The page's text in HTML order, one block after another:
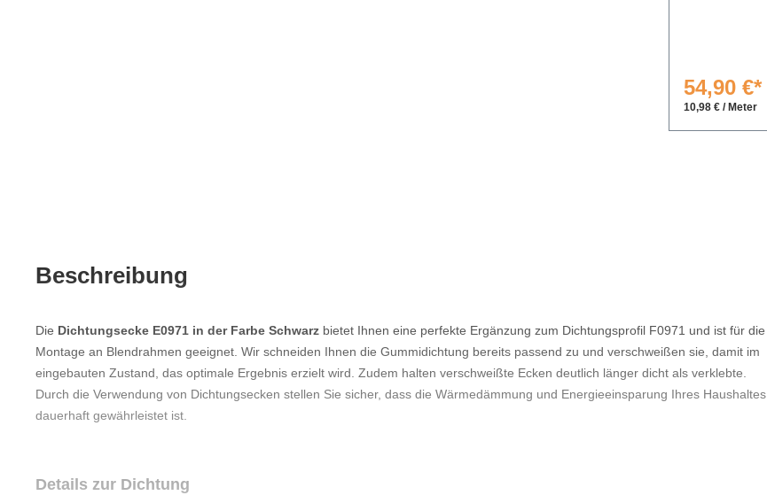
54,90 €*
10,98 € / Meter
Beschreibung
Die Dichtungsecke E0971 in der Farbe Schwarz bietet Ihnen eine perfekte Ergänzung zum Dichtungsprofil F0971 und ist für die
Montage an Blendrahmen geeignet. Wir schneiden Ihnen die Gummidichtung bereits passend zu und verschweißen sie, damit im
eingebauten Zustand, das optimale Ergebnis erzielt wird. Zudem halten verschweißte Ecken deutlich länger dicht als verklebte.
Durch die Verwendung von Dichtungsecken stellen Sie sicher, dass die Wärmedämmung und Energieeinsparung Ihres Haushaltes
dauerhaft gewährleistet ist.
Details zur Dichtung